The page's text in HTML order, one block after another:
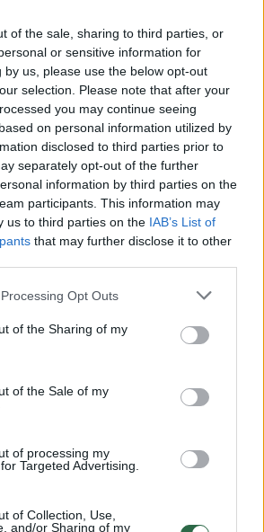
of the sale, sharing to third parties, or
or sensitive information for
by us, please use the below opt-out
selection. Please note that after your
you may continue seeing
on personal information utilized by
disclosed to third parties prior to
separately opt-out of the further
information by third parties on the
participants. This information may
us to third parties on the IAB’s List of
that may further disclose it to other
Opt Outs
of the Sharing of my
of the Sale of my
of processing my
Targeted Advertising.
of Collection, Use,
and/or Sharing of my
00:03:23
trūksta žinių apie pensijų
tai net negalvoja
00:04:29
kaupimo keitimą – niūrios dalies
problemos liks
pensijų kaupimo sistemoje:
žinoti kiekvienam
kaupimo išmokų ribos: atsakė,
01:23:18